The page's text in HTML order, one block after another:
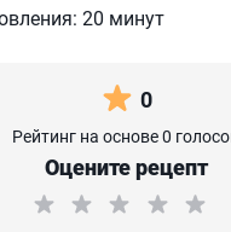
20 минут
0
Рейтинг на основе 0
Оцените рецепт